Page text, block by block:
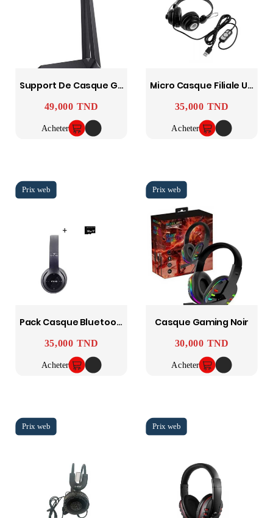
Support De Casque Gxt 260 Cendrillon - Noir Trust
Prix
49,000 TND
Acheter
Micro Casque Filiale USB
Prix
35,000 TND
Acheter
Pack Casque Bluetooth + Carte Mémoire Micro Sd 32 Go Classe 10
Prix
35,000 TND
Acheter
Casque Gaming Noir
Prix
30,000 TND
Acheter